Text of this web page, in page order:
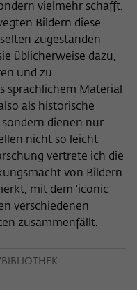
vielmehr schafft.
Bildern diese
zugestanden
üblicherweise dazu,
und zu
sprachlichem Material
als historische
dienen nur
nicht so leicht
vertrete ich die
von Bildern
mit dem 'iconic
verschiedenen
zusammenfällt.